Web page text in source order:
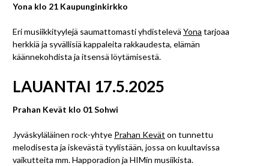
Yona klo 21 Kaupunginkirkko
Eri musiikkityylejä saumattomasti yhdistelevä Yona tarjoaa
herkkiä ja syvällisiä kappaleita rakkaudesta, elämän
käännekohdista ja itsensä löytämisestä.
LAUANTAI 17.5.2025
Prahan Kevät klo 01 Sohwi
Jyväskyläläinen rock-yhtye Prahan Kevät on tunnettu
melodisesta ja iskevästä tyylistään, jossa on kuultavissa
vaikutteita mm. Happoradion ja HIMin musiikista.